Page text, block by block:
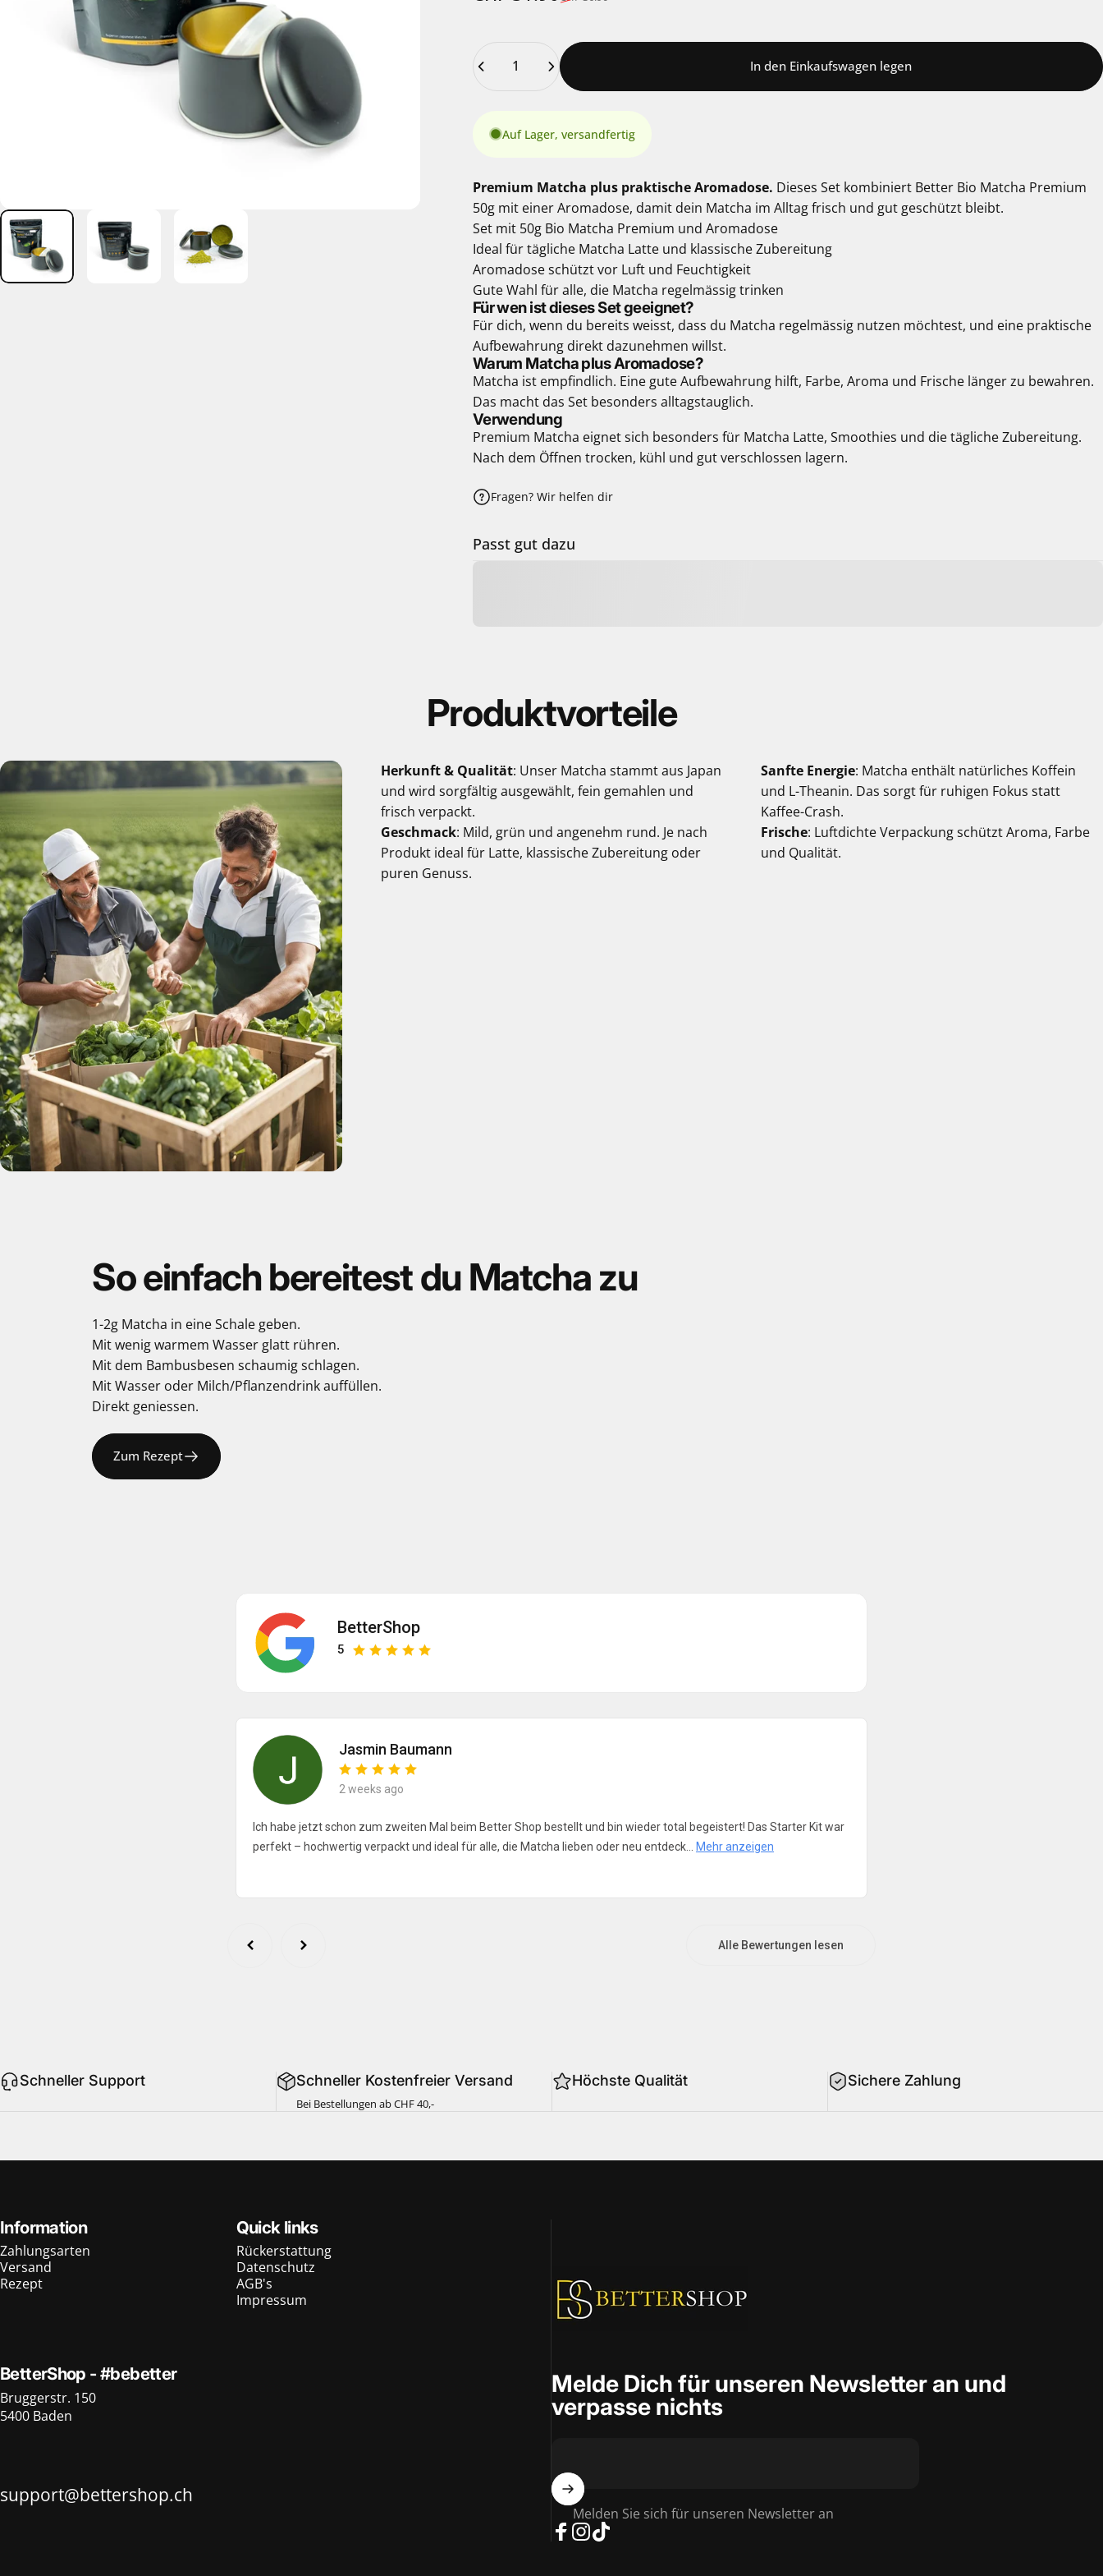
In den Einkaufswagen legen
Auf Lager, versandfertig
Premium Matcha plus praktische Aromadose. Dieses Set kombiniert Better Bio Matcha Premium
50g mit einer Aromadose, damit dein Matcha im Alltag frisch und gut geschützt bleibt.
Set mit 50g Bio Matcha Premium und Aromadose
Ideal für tägliche Matcha Latte und klassische Zubereitung
Aromadose schützt vor Luft und Feuchtigkeit
Gute Wahl für alle, die Matcha regelmässig trinken
Für wen ist dieses Set geeignet?
Für dich, wenn du bereits weisst, dass du Matcha regelmässig nutzen möchtest, und eine praktische
Aufbewahrung direkt dazunehmen willst.
Warum Matcha plus Aromadose?
Matcha ist empfindlich. Eine gute Aufbewahrung hilft, Farbe, Aroma und Frische länger zu bewahren.
Das macht das Set besonders alltagstauglich.
Verwendung
Premium Matcha eignet sich besonders für Matcha Latte, Smoothies und die tägliche Zubereitung.
Nach dem Öffnen trocken, kühl und gut verschlossen lagern.
Fragen? Wir helfen dir
Passt gut dazu
Produktvorteile
Herkunft & Qualität: Unser Matcha stammt aus Japan
und wird sorgfältig ausgewählt, fein gemahlen und
frisch verpackt.
Geschmack: Mild, grün und angenehm rund. Je nach
Produkt ideal für Latte, klassische Zubereitung oder
puren Genuss.
Sanfte Energie: Matcha enthält natürliches Koffein
und L-Theanin. Das sorgt für ruhigen Fokus statt
Kaffee-Crash.
Frische: Luftdichte Verpackung schützt Aroma, Farbe
und Qualität.
Soeinfachbereitestdu Matcha zu
1-2g Matcha in eine Schale geben.
Mit wenig warmem Wasser glatt rühren.
Mit dem Bambusbesen schaumig schlagen.
Mit Wasser oder Milch/Pflanzendrink auffüllen.
Direkt geniessen.
Zum Rezept
BetterShop
5
Jasmin Baumann
2 weeks ago
Ich habe jetzt schon zum zweiten Mal beim Better Shop bestellt und bin wieder total begeistert! Das Starter Kit war
perfekt – hochwertig verpackt und ideal für alle, die Matcha lieben oder neu entdeck...
Mehr anzeigen
Alle Bewertungen lesen
Schneller Support Schneller Kostenfreier Versand
Bei Bestellungen ab CHF 40,-
Höchste Qualität Sichere Zahlung
Information
Zahlungsarten
Versand
Rezept
Quick links
Rückerstattung
Datenschutz
AGB's
Impressum
BetterShop - #bebetter
Bruggerstr. 150
5400 Baden
support@bettershop.ch
Melde Dich für unseren Newsletter an und
verpasse nichts
Melden Sie sich für unseren Newsletter an